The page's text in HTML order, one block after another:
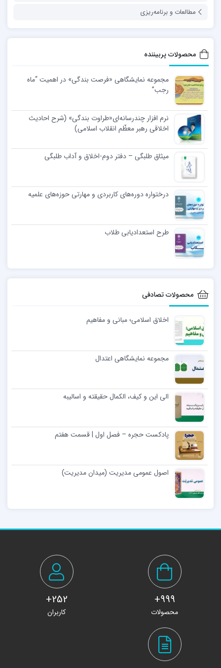
مطالعات و برنامه‌ریزی
محصولات پربیننده
مجموعه نمایشگاهی «فرصت بندگی» در اهمیت “ماه
رجب”
نرم افزار چندرسانه‌ای«طراوت بندگی» (شرح احادیث
اخلاقی رهبر معظّم انقلاب اسلامی)
میثاق طلبگی – دفتر دوم-اخلاق و آداب طلبگی
درختواره دوره‌های کاربردی و مهارتی حوزه‌های علمیه
طرح استعدادیابی طلاب
محصولات تصادفی
اخلاق اسلامی؛ مبانی و مفاهیم
مجموعه نمایشگاهی اعتدال
الی این و کیف، الکمال حقیقته و اسالیبه
پادکست حجره – فصل اول | قسمت هفتم
اصول عمومی مدیریت (میدان مدیریت)
999+
محصولات
252+
کاربران